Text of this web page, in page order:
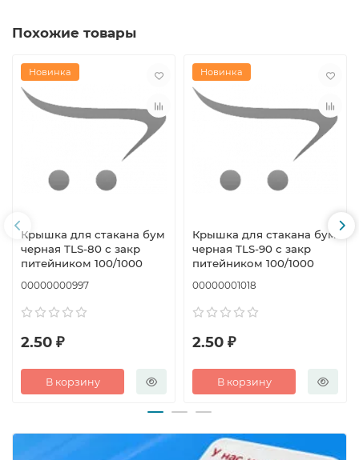
Похожие товары
Новинка
Крышка для стакана бум
черная TLS-80 с закр
питейником 100/1000
00000000997
2.50 ₽
В корзину
Новинка
Крышка для стакана бум
черная TLS-90 с закр
питейником 100/1000
00000001018
2.50 ₽
В корзину